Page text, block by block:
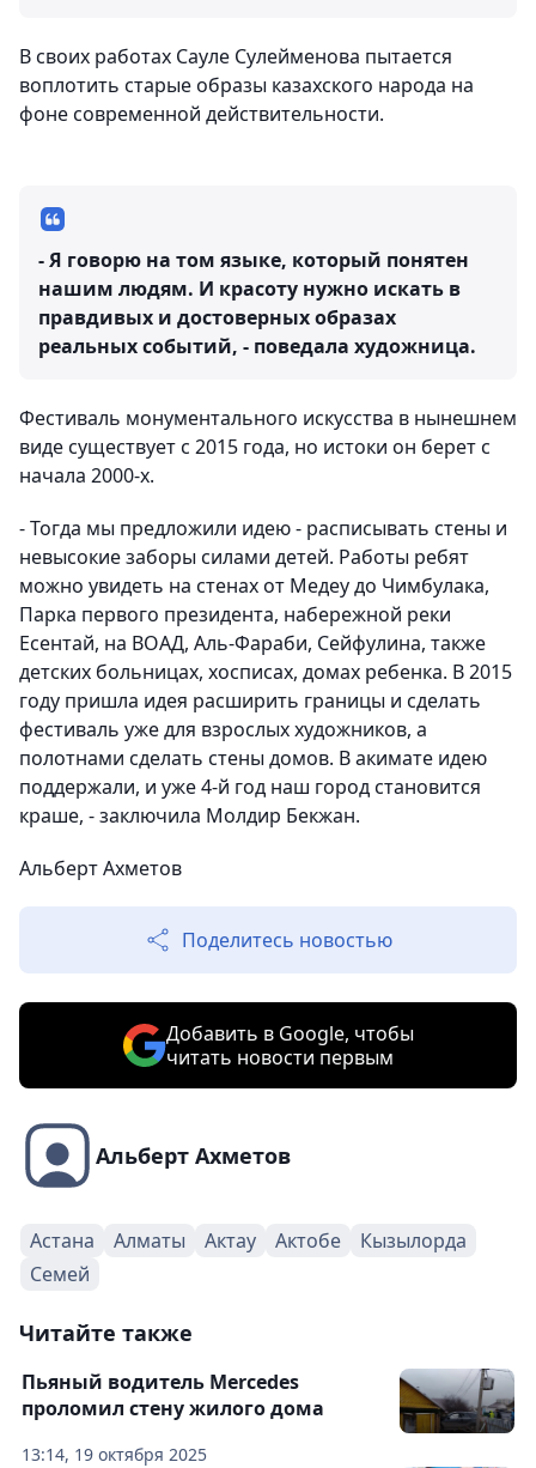
В своих работах Сауле Сулейменова пытается
воплотить старые образы казахского народа на
фоне современной действительности.
- Я говорю на том языке, который понятен
нашим людям. И красоту нужно искать в
правдивых и достоверных образах
реальных событий, - поведала художница.
Фестиваль монументального искусства в нынешнем
виде существует с 2015 года, но истоки он берет с
начала 2000-х.
- Тогда мы предложили идею - расписывать стены и
невысокие заборы силами детей. Работы ребят
можно увидеть на стенах от Медеу до Чимбулака,
Парка первого президента, набережной реки
Есентай, на ВОАД, Аль-Фараби, Сейфулина, также
детских больницах, хосписах, домах ребенка. В 2015
году пришла идея расширить границы и сделать
фестиваль уже для взрослых художников, а
полотнами сделать стены домов. В акимате идею
поддержали, и уже 4-й год наш город становится
краше, - заключила Молдир Бекжан.
Альберт Ахметов
Поделитесь новостью
Добавить в Google, чтобы
читать новости первым
Альберт Ахметов
Астана Алматы Актау Актобе
Кызылорда
Семей
Читайте также
13:14, 19 октября 2025
Пьяный водитель Mercedes
проломил стену жилого дома